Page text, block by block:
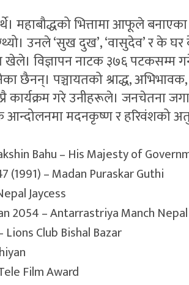
महाबौद्धको भित्तामा आफूले
उनले ‘सुख दुख’, ‘वासुदेव’ र के
विज्ञापन नाटक ३७६ पटकसम्म
छैनन्। पञ्चायतको श्राद्ध,
कार्यक्रम गरे उनीहरूले। जनचेतना
आन्दोलनमा मदनकृष्ण र हरिवंशको
Bahu – His Majesty of
(1991) – Madan Puraskar Guthi
Jaycess
2054 – Antarrastriya Manch Nepal
Club Bishal Bazar
Film Award